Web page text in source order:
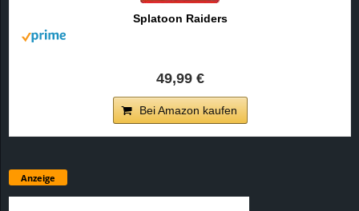
Splatoon Raiders
49,99 €
Bei Amazon kaufen
Anzeige